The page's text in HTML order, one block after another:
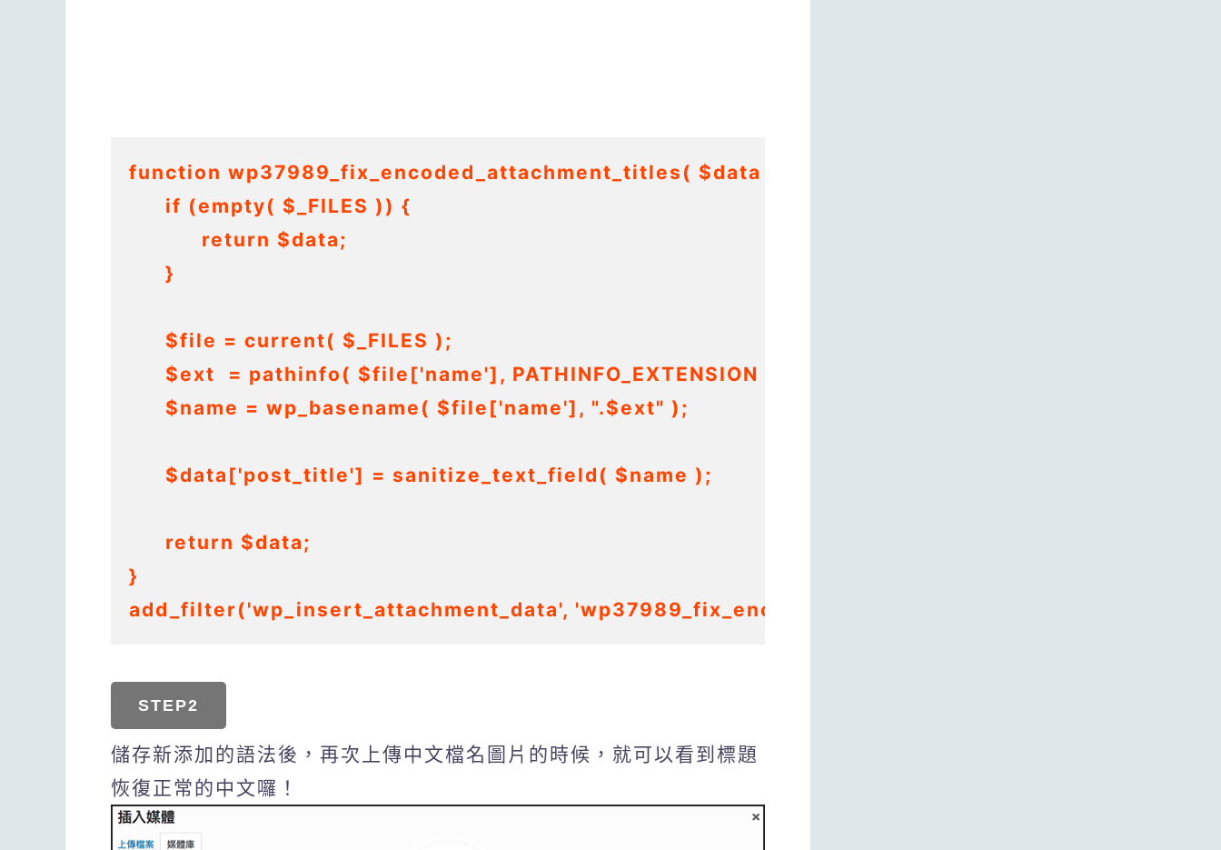
function wp37989_fix_encoded_attachment_titles( $data ) {
}
add_filter('wp_insert_attachment_data', 'wp37989_fix_encoded_attachment_titles' );
STEP2
儲存新添加的語法後，再次上傳中文檔名圖片的時候，就可以看到標題
恢復正常的中文囉！